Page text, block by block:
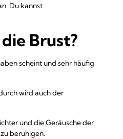
Du kannst
Brust?
scheint und sehr häufig
wird auch der
und die Geräusche der
beruhigen.